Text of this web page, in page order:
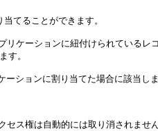
てることができます。
リケーションに紐付けられている
す。
ションに割り当てた場合に該当しま
ス権は自動的には取り消されま